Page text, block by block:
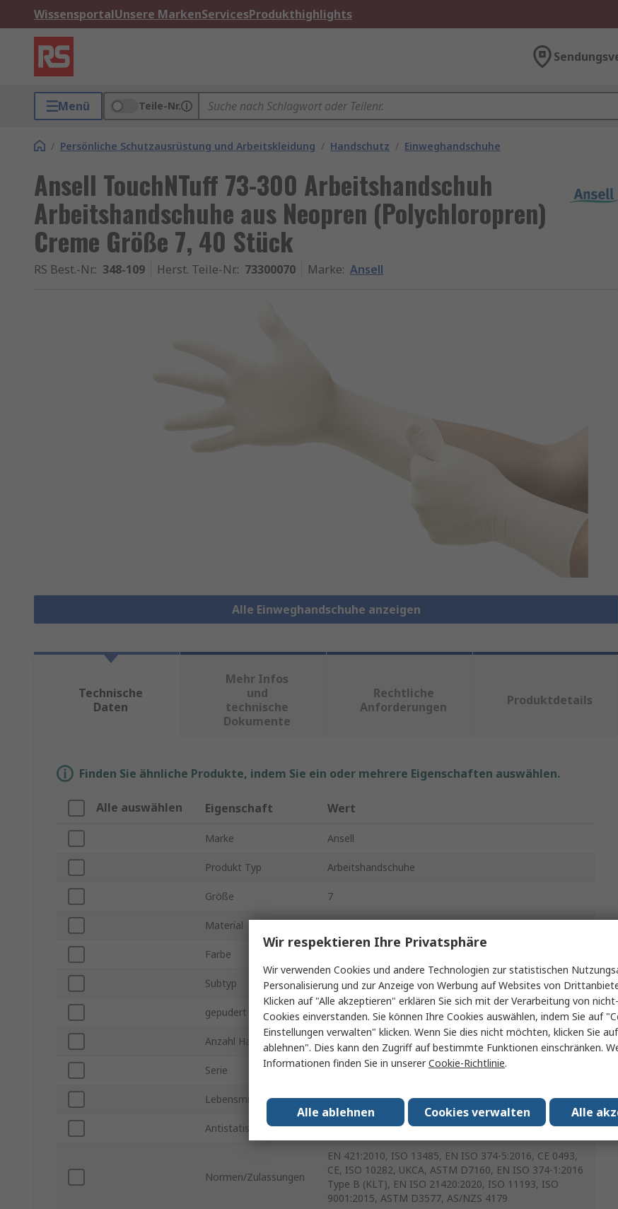
WissensportalUnsere MarkenServicesProdukthighlights
Menü Teile-Nr.
/ Persönliche Schutzausrüstung und Arbeitskleidung / Handschutz / Einweghandschuhe
Ansell TouchNTuff 73-300 Arbeitshandschuh
Arbeitshandschuhe aus Neopren (Polychloropren)
Creme Größe 7, 40 Stück
RS Best.-Nr.: 348-109 Herst. Teile-Nr.: 73300070 Marke: Ansell
Alle Einweghandschuhe anzeigen
Technische
Daten
Mehr Infos
und
technische
Dokumente
Rechtliche
Anforderungen
Produktdetails
Finden Sie ähnliche Produkte, indem Sie ein oder mehrere Eigenschaften auswählen.
Alle auswählen Eigenschaft Wert
Marke Ansell
Produkt Typ Arbeitshandschuhe
Größe 7
Material
Farbe
Subtyp Arbeitshandschuh
gepudert Nein
Anzahl Handschuhe 40
Serie TouchNTuff 73-300
Lebensmittelsicher Nein
Antistatisch Nein
Normen/Zulassungen
EN 421:2010, ISO 13485, EN ISO 374-5:2016, CE 0493,
CE, ISO 10282, UKCA, ASTM D7160, EN ISO 374-1:2016
Type B (KLT), EN ISO 21420:2020, ISO 11193, ISO
9001:2015, ASTM D3577, AS/NZS 4179
Wir respektieren Ihre Privatsphäre
Wir verwenden Cookies und andere Technologien zur statistischen
Personalisierung und zur Anzeige von Werbung auf Websites von
Klicken auf "Alle akzeptieren" erklären Sie sich mit der Verarbeitung von
Cookies einverstanden. Sie können Ihre Cookies auswählen, indem Sie auf
Einstellungen verwalten" klicken. Wenn Sie dies nicht möchten, klicken Sie
ablehnen". Dies kann den Zugriff auf bestimmte Funktionen einschränken.
Informationen finden Sie in unsererCookie-Richtlinie.
Alle
Cookies verwalten
Alle ablehnen